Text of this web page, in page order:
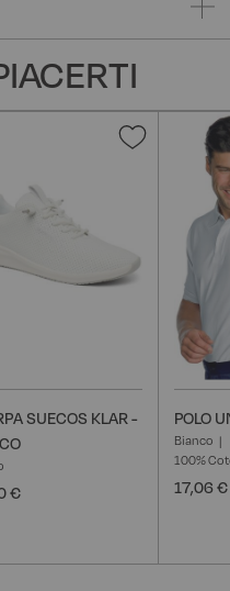
Aggiungi
desideri
SUECOS KLAR -
€
POLO
Bianco
100%
17,06 €